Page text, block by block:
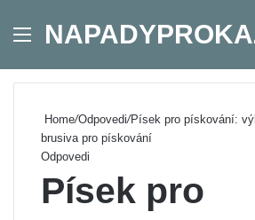
Menu
Home/Odpovedi/Písek pro pískování:
brusiva pro pískování
Odpovedi
Písek pro